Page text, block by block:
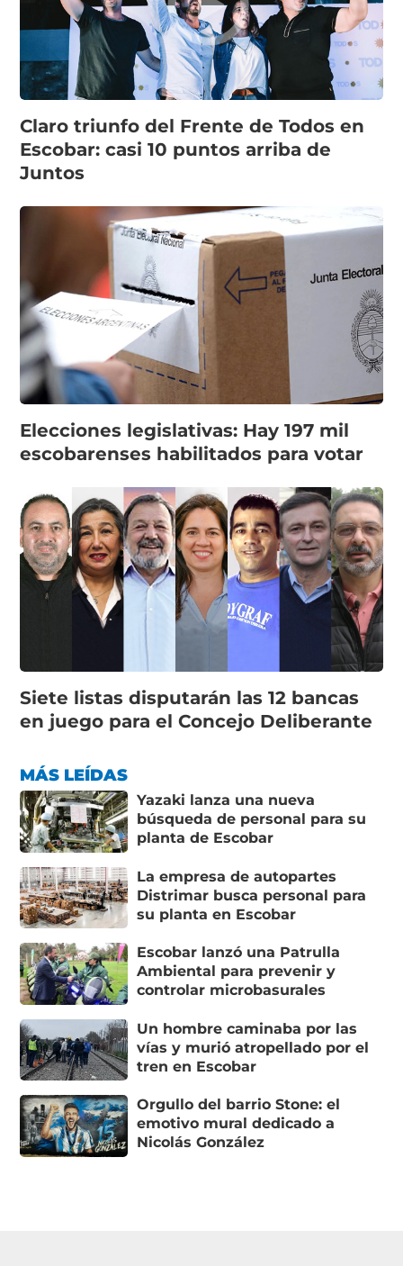
Claro triunfo del Frente de Todos en
Escobar: casi 10 puntos arriba de
Juntos
Elecciones legislativas: Hay 197 mil
escobarenses habilitados para votar
Siete listas disputarán las 12 bancas
en juego para el Concejo Deliberante
MÁS LEÍDAS
Yazaki lanza una nueva
búsqueda de personal para su
planta de Escobar
La empresa de autopartes
Distrimar busca personal para
su planta en Escobar
Escobar lanzó una Patrulla
Ambiental para prevenir y
controlar microbasurales
Un hombre caminaba por las
vías y murió atropellado por el
tren en Escobar
Orgullo del barrio Stone: el
emotivo mural dedicado a
Nicolás González